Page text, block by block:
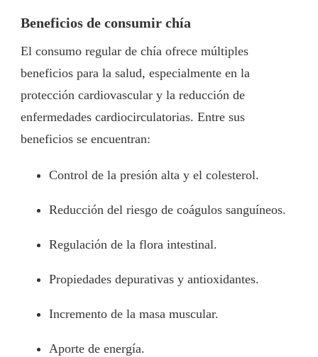
Beneficios de consumir chía
El consumo regular de chía ofrece múltiples
beneficios para la salud, especialmente en la
protección cardiovascular y la reducción de
enfermedades cardiocirculatorias. Entre sus
beneficios se encuentran:
Control de la presión alta y el colesterol.
Reducción del riesgo de coágulos sanguíneos.
Regulación de la flora intestinal.
Propiedades depurativas y antioxidantes.
Incremento de la masa muscular.
Aporte de energía.